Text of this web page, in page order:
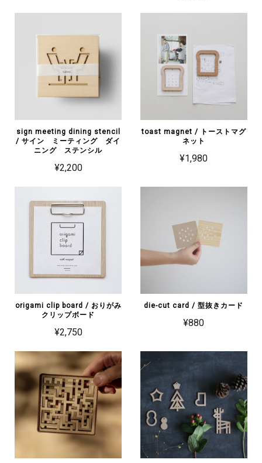
sign meeting dining stencil
/ サイン ミーティング ダイ
ニング ステンシル
¥2,200
toast magnet / トーストマグ
ネット
¥1,980
origami clip board / おりがみ
クリップボード
¥2,750
die-cut card / 型抜きカード
¥880